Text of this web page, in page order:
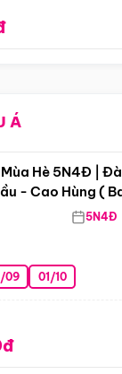
Á
Hè 5N4Đ |
- Cao Hùng (
5N4Đ
09 01/10